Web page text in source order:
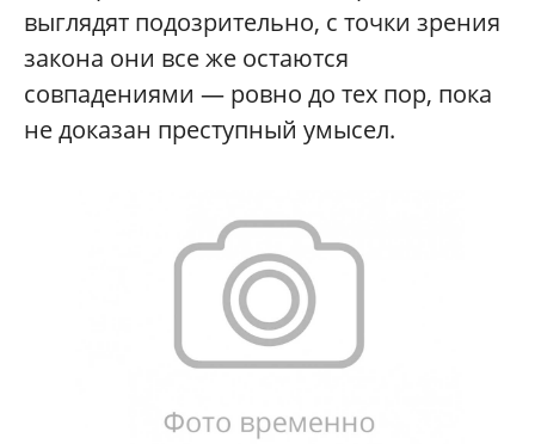
выглядят подозрительно, с точки зрения
закона они все же остаются
совпадениями — ровно до тех пор, пока
не доказан преступный умысел.